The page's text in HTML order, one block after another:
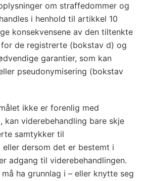
om straffedommer og
i henhold til artikkel 10
konsekvensene av den tiltenkte
de registrerte (bokstav d) og
garantier, som kan
pseudonymisering (bokstav
ikke er forenlig med
kan viderebehandling bare skje
samtykker til
eller dersom det er bestemt i
adgang til viderebehandlingen.
ha grunnlag i – eller knytte seg